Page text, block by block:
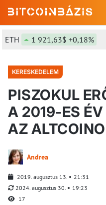
1 921,63$ +0,18%
KERESKEDELEM
PISZOKUL
A 2019-ES
AZ
Andrea
2019. augusztus 13.
21:31
2024. augusztus 30.
19:23
17